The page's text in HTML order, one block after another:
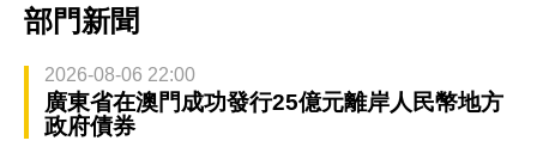
部門新聞
2026-08-06 22:00
廣東省在澳門成功發行25億元離岸人民幣地方
政府債券